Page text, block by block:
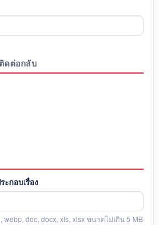
ดต่อกลับ
กอบเรื่อง
webp, doc, docx, xls, xlsx ขนาดไม่เกิน 5 MB